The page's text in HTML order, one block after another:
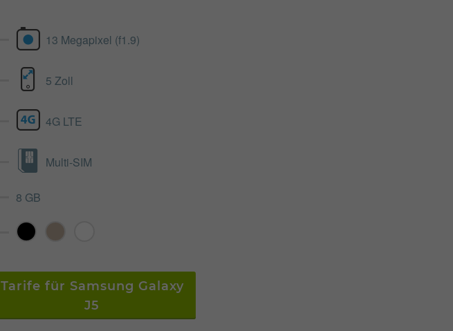
13 Megapixel (f1.9)
5 Zoll
4G LTE
Multi-SIM
8 GB
Tarife für Samsung Galaxy
J5